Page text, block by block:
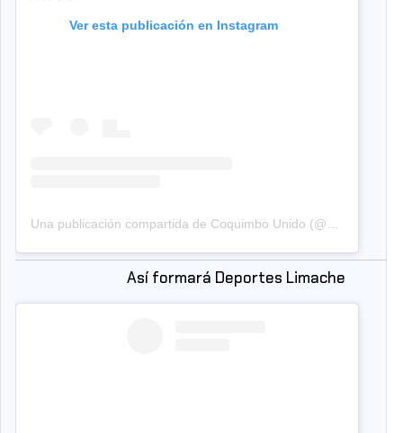
Ver esta publicación en Instagram
Una publicación compartida de Coquimbo Unido (@coquimbounidooficial)
Así formará Deportes Limache